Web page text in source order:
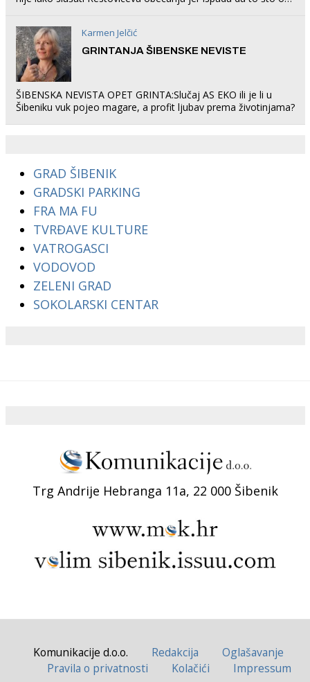
Karmen Jelčić
GRINTANJA ŠIBENSKE NEVISTE
ŠIBENSKA NEVISTA OPET GRINTA:Slučaj AS EKO ili je li u
Šibeniku vuk pojeo magare, a profit ljubav prema životinjama?
GRAD ŠIBENIK
GRADSKI PARKING
FRA MA FU
TVRĐAVE KULTURE
VATROGASCI
VODOVOD
ZELENI GRAD
SOKOLARSKI CENTAR
Trg Andrije Hebranga 11a, 22 000 Šibenik
Komunikacije d.o.o. Redakcija
Oglašavanje
Pravila o privatnosti
Kolačići
Impressum